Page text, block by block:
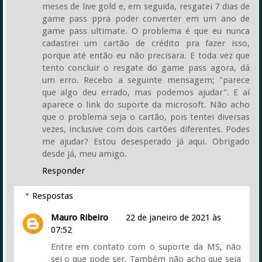
meses de live gold e, em seguida, resgatei 7 dias de
game pass ppra poder converter em um ano de
game pass ultimate. O problema é que eu nunca
cadastrei um cartão de crédito pra fazer isso,
porque até então eu não precisara. E toda vez que
tento concluir o resgate do game pass agora, dá
um erro. Recebo a seguinte mensagem; "parece
que algo deu errado, mas podemos ajudar". E aí
aparece o link do suporte da microsoft. Não acho
que o problema seja o cartão, pois tentei diversas
vezes, inclusive com dois cartões diferentes. Podes
me ajudar? Estou desesperado já aqui. Obrigado
desde já, meu amigo.
Responder
Respostas
Mauro Ribeiro
22 de janeiro de 2021 às
07:52
Entre em contato com o suporte da MS, não
sei o que pode ser. Também não acho que seja